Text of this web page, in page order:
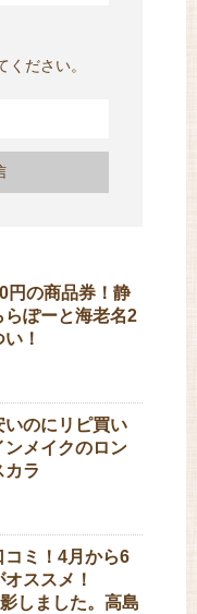
ださい。
円の商品券！静
らぽーと海老名2
！
いのにリピ買い
メイクのロン
カラ
ミ！4月から6
ススメ！
しました。高島